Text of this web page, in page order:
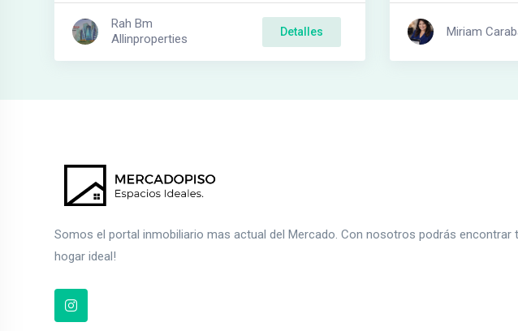
Rah Bm
Allinproperties
Detalles Miriam
Somos el portal inmobiliario mas actual del Mercado. Con nosotros podrás encontrar
hogar ideal!